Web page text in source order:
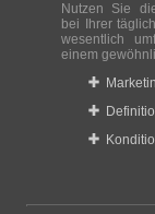
Nutzen Sie
bei Ihrer
wesentlich
einem